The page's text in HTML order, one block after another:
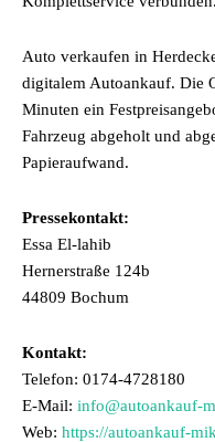
Auto verkaufen in
digitalem Autoankauf. Die
Minuten ein
Fahrzeug abgeholt und
Papieraufwand.
Pressekontakt:
Essa El-lahib
Hernerstraße 124b
44809 Bochum
Kontakt:
Telefon: 0174-4728180
E-Mail: info@autoankauf-
Web: https://autoankauf-